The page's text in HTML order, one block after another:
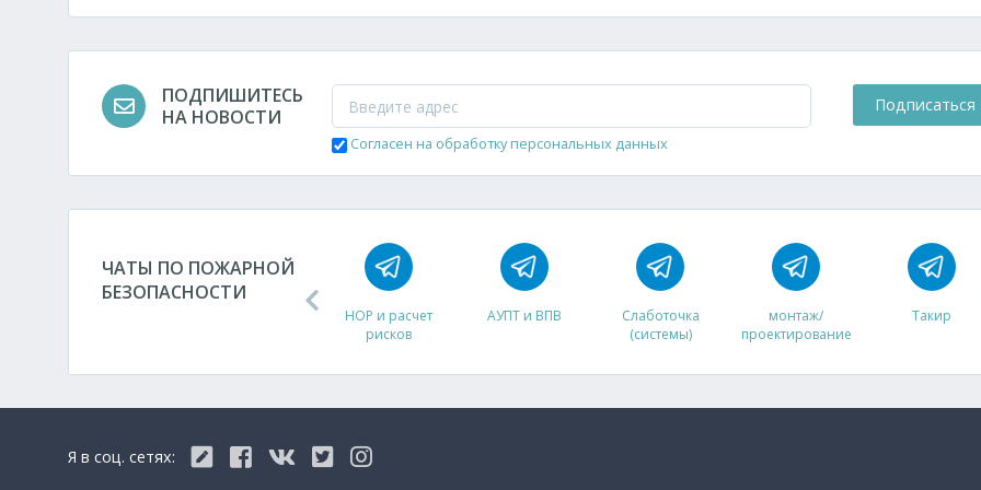
ПОДПИШИТЕСЬ
НА НОВОСТИ
Подписаться
Согласен на обработку персональных данных
ЧАТЫ ПО ПОЖАРНОЙ
БЕЗОПАСНОСТИ
НОР и расчет
рисков
АУПТ и ВПВ
Слаботочка
(системы)
монтаж/
проектирование
Такир
Я в соц. сетях: